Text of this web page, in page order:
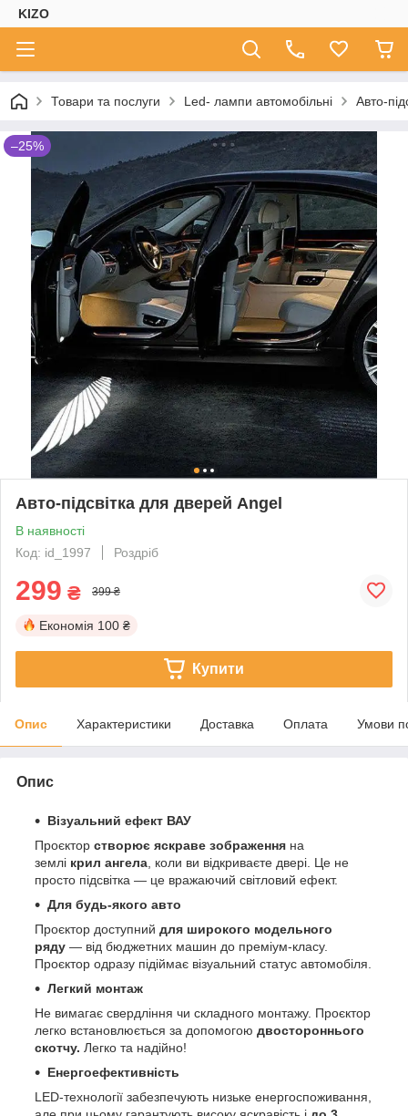
KIZO
Товари та послуги Led- лампи автомобільні Авто-
–25%
Авто-підсвітка для дверей Angel
В наявності
Код: id_1997
Роздріб
299 ₴ 399 ₴
Економія 100 ₴
Купити
Опис Характеристики Доставка Оплата Умови
Опис
Візуальний ефект ВАУ
Проєктор створює яскраве зображення на
землі крил ангела , коли ви відкриваєте двері. Це не
просто підсвітка — це вражаючий світловий ефект.
Для будь-якого авто
Проєктор доступний для широкого модельного
ряду — від бюджетних машин до преміум-класу.
Проєктор одразу підіймає візуальний статус автомобіля.
Легкий монтаж
Не вимагає свердління чи складного монтажу. Проєктор
легко встановлюється за допомогою двостороннього
скотчу. Легко та надійно!
Енергоефективність
LED-технології забезпечують низьке енергоспоживання,